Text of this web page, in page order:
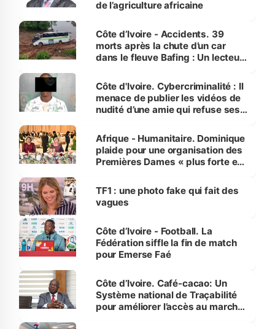
de l’agriculture africaine
Côte d’Ivoire - Accidents. 39
morts après la chute d’un car
dans le fleuve Bafing : Un lecteur
des Transports
Côte d'Ivoire. Cybercriminalité : Il
menace de publier les vidéos de
nudité d’une amie qui refuse ses
Afrique - Humanitaire. Dominique
plaide pour une organisation des
Premières Dames « plus forte et
sur la scène internationale »
TF1 : une photo fake qui fait des
vagues
Côte d’Ivoire - Football. La
Fédération siffle la fin de match
pour Emerse Faé
Côte d’Ivoire. Café-cacao: Un
Système national de Traçabilité
pour améliorer l’accès au marché